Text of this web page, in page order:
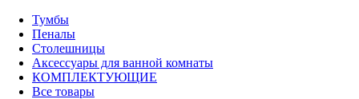
Тумбы
Пеналы
Столешницы
Аксессуары для ванной комнаты
КОМПЛЕКТУЮЩИЕ
Все товары